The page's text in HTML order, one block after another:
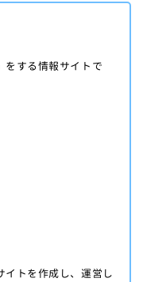
をする情報サイトで
イトを作成し、運営し